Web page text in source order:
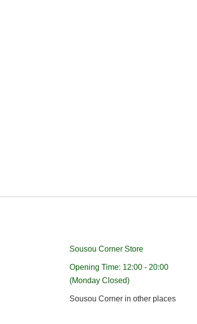
Sousou Corner Store
Opening Time: 12:00 - 20:00
(Monday Closed)
Sousou Corner in other places